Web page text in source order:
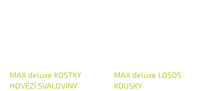
MAX deluxe KOSTKY
HOVĚZÍ SVALOVINY
MAX deluxe LOSOS
KOUSKY